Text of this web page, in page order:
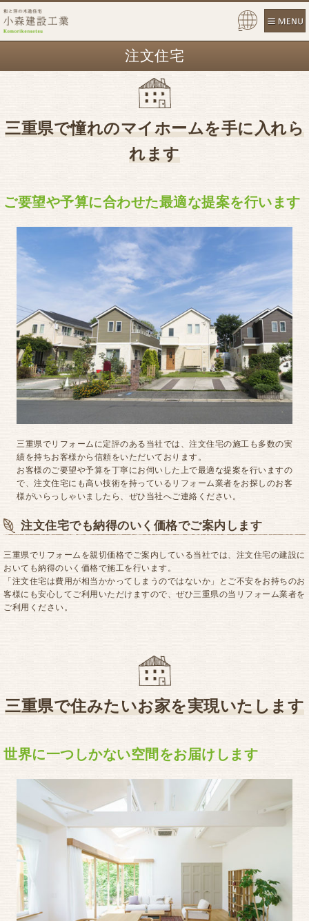
Pow
注文住宅
三重県で憧れのマイホームを手に入れら
れます
ご要望や予算に合わせた最適な提案を行います
三重県でリフォームに定評のある当社では、注文住宅の施工も多数の実
績を持ちお客様から信頼をいただいております。
お客様のご要望や予算を丁寧にお伺いした上で最適な提案を行いますの
で、注文住宅にも高い技術を持っているリフォーム業者をお探しのお客
様がいらっしゃいましたら、ぜひ当社へご連絡ください。
注文住宅でも納得のいく価格でご案内します
三重県でリフォームを親切価格でご案内している当社では、注文住宅の建設に
おいても納得のいく価格で施工を行います。
「注文住宅は費用が相当かかってしまうのではないか」とご不安をお持ちのお
客様にも安心してご利用いただけますので、ぜひ三重県の当リフォーム業者を
ご利用ください。
三重県で住みたいお家を実現いたします
世界に一つしかない空間をお届けします